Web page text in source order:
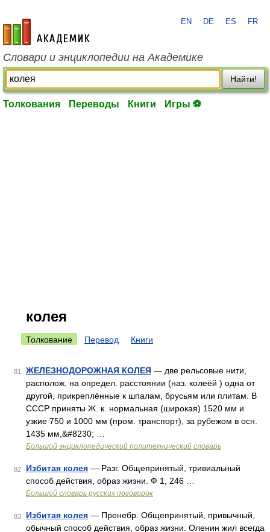
academic.ru
EN DE ES FR
Словари и энциклопедии на Академике
Найти!
Толкования Переводы Книги Игры ⚽
колея
Толкование Перевод Книги
81 ЖЕЛЕЗНОДОРОЖНАЯ КОЛЕЯ — две рельсовые нити,
располож. на определ. расстоянии (наз. колеёй ) одна от
другой, прикреплённые к шпалам, брусьям или плитам. В
СССР приняты Ж. к. нормальная (широкая) 1520 мм и
узкие 750 и 1000 мм (пром. транспорт), за рубежом в осн.
1435 мм,&#8230; …
Большой энциклопедический политехнический словарь
82 Избитая колея — Разг. Общепринятый, тривиальный
способ действия, образ жизни. Ф 1, 246 …
Большой словарь русских поговорок
83 Избитая колея — Пренебр. Общепринятый, привычный,
обычный способ действия, образ жизни. Оленин жил всегда